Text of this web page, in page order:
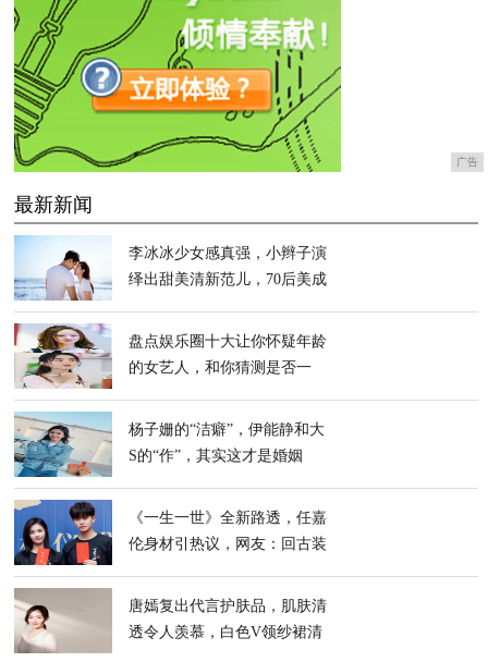
广告
最新新闻
李冰冰少女感真强，小辫子演
绎出甜美清新范儿，70后美成
盘点娱乐圈十大让你怀疑年龄
的女艺人，和你猜测是否一
杨子姗的“洁癖”，伊能静和大
S的“作”，其实这才是婚姻
《一生一世》全新路透，任嘉
伦身材引热议，网友：回古装
唐嫣复出代言护肤品，肌肤清
透令人羡慕，白色V领纱裙清